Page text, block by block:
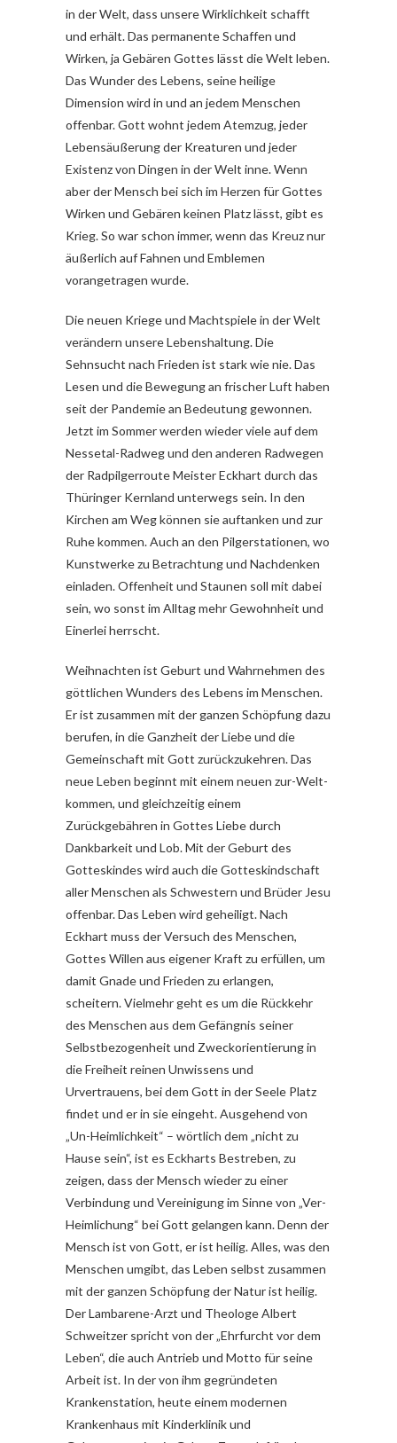
in der Welt, dass unsere Wirklichkeit schafft
und erhält. Das permanente Schaffen und
Wirken, ja Gebären Gottes lässt die Welt leben.
Das Wunder des Lebens, seine heilige
Dimension wird in und an jedem Menschen
offenbar. Gott wohnt jedem Atemzug, jeder
Lebensäußerung der Kreaturen und jeder
Existenz von Dingen in der Welt inne. Wenn
aber der Mensch bei sich im Herzen für Gottes
Wirken und Gebären keinen Platz lässt, gibt es
Krieg. So war schon immer, wenn das Kreuz nur
äußerlich auf Fahnen und Emblemen
vorangetragen wurde.
Die neuen Kriege und Machtspiele in der Welt
verändern unsere Lebenshaltung. Die
Sehnsucht nach Frieden ist stark wie nie. Das
Lesen und die Bewegung an frischer Luft haben
seit der Pandemie an Bedeutung gewonnen.
Jetzt im Sommer werden wieder viele auf dem
Nessetal-Radweg und den anderen Radwegen
der Radpilgerroute Meister Eckhart durch das
Thüringer Kernland unterwegs sein. In den
Kirchen am Weg können sie auftanken und zur
Ruhe kommen. Auch an den Pilgerstationen, wo
Kunstwerke zu Betrachtung und Nachdenken
einladen. Offenheit und Staunen soll mit dabei
sein, wo sonst im Alltag mehr Gewohnheit und
Einerlei herrscht.
Weihnachten ist Geburt und Wahrnehmen des
göttlichen Wunders des Lebens im Menschen.
Er ist zusammen mit der ganzen Schöpfung dazu
berufen, in die Ganzheit der Liebe und die
Gemeinschaft mit Gott zurückzukehren. Das
neue Leben beginnt mit einem neuen zur-Welt-
kommen, und gleichzeitig einem
Zurückgebähren in Gottes Liebe durch
Dankbarkeit und Lob. Mit der Geburt des
Gotteskindes wird auch die Gotteskindschaft
aller Menschen als Schwestern und Brüder Jesu
offenbar. Das Leben wird geheiligt. Nach
Eckhart muss der Versuch des Menschen,
Gottes Willen aus eigener Kraft zu erfüllen, um
damit Gnade und Frieden zu erlangen,
scheitern. Vielmehr geht es um die Rückkehr
des Menschen aus dem Gefängnis seiner
Selbstbezogenheit und Zweckorientierung in
die Freiheit reinen Unwissens und
Urvertrauens, bei dem Gott in der Seele Platz
findet und er in sie eingeht. Ausgehend von
„Un-Heimlichkeit“ – wörtlich dem „nicht zu
Hause sein“, ist es Eckharts Bestreben, zu
zeigen, dass der Mensch wieder zu einer
Verbindung und Vereinigung im Sinne von „Ver-
Heimlichung“ bei Gott gelangen kann. Denn der
Mensch ist von Gott, er ist heilig. Alles, was den
Menschen umgibt, das Leben selbst zusammen
mit der ganzen Schöpfung der Natur ist heilig.
Der Lambarene-Arzt und Theologe Albert
Schweitzer spricht von der „Ehrfurcht vor dem
Leben“, die auch Antrieb und Motto für seine
Arbeit ist. In der von ihm gegründeten
Krankenstation, heute einem modernen
Krankenhaus mit Kinderklinik und